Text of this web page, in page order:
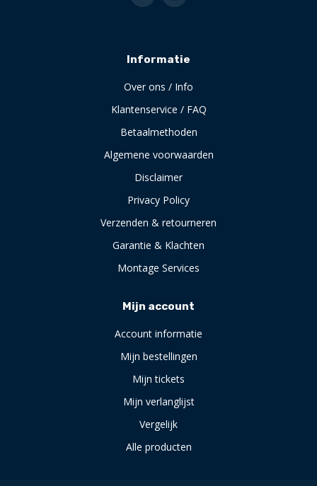
Informatie
Over ons / Info
Klantenservice / FAQ
Betaalmethoden
Algemene voorwaarden
Disclaimer
Privacy Policy
Verzenden & retourneren
Garantie & Klachten
Montage Services
Mijn account
Account informatie
Mijn bestellingen
Mijn tickets
Mijn verlanglijst
Vergelijk
Alle producten